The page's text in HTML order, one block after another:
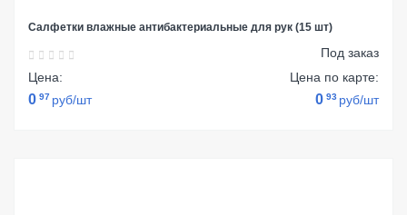
Салфетки влажные антибактериальные для рук (15 шт)
Под заказ
Цена:
0 97 руб/шт
Цена по карте:
0 93 руб/шт